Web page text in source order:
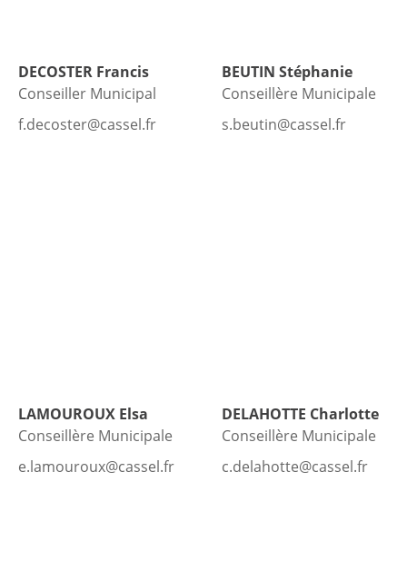
DECOSTER Francis
Conseiller Municipal
f.decoster@cassel.fr
BEUTIN Stéphanie
Conseillère Municipale
s.beutin@cassel.fr
LAMOUROUX Elsa
Conseillère Municipale
e.lamouroux@cassel.fr
DELAHOTTE Charlotte
Conseillère Municipale
c.delahotte@cassel.fr